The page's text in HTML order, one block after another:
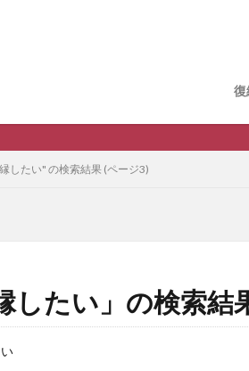
したい" の検索結果 (ページ3)
したい」の検索結